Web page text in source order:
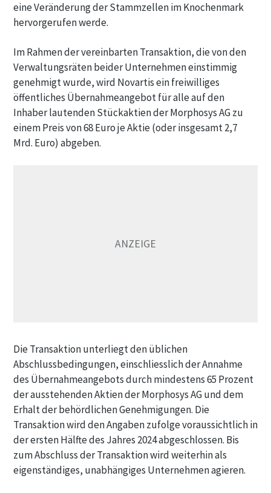
eine Veränderung der Stammzellen im Knochenmark
hervorgerufen werde.
Im Rahmen der vereinbarten Transaktion, die von den
Verwaltungsräten beider Unternehmen einstimmig
genehmigt wurde, wird Novartis ein freiwilliges
öffentliches Übernahmeangebot für alle auf den
Inhaber lautenden Stückaktien der Morphosys AG zu
einem Preis von 68 Euro je Aktie (oder insgesamt 2,7
Mrd. Euro) abgeben.
Die Transaktion unterliegt den üblichen
Abschlussbedingungen, einschliesslich der Annahme
des Übernahmeangebots durch mindestens 65 Prozent
der ausstehenden Aktien der Morphosys AG und dem
Erhalt der behördlichen Genehmigungen. Die
Transaktion wird den Angaben zufolge voraussichtlich in
der ersten Hälfte des Jahres 2024 abgeschlossen. Bis
zum Abschluss der Transaktion wird weiterhin als
eigenständiges, unabhängiges Unternehmen agieren.